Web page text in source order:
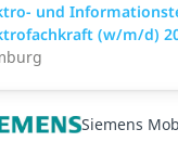
und
(w/m/d)
Siemens